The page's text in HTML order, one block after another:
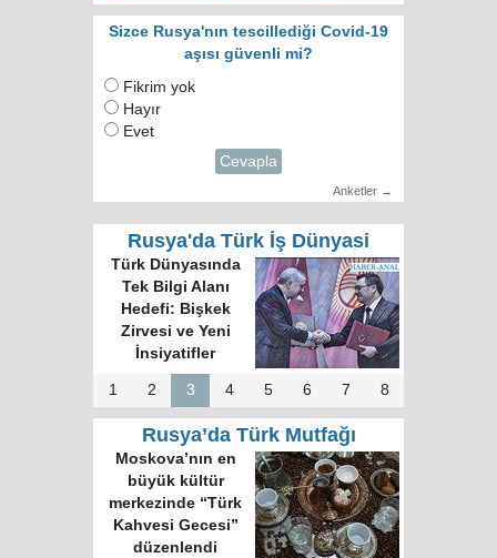
Sizce Rusya'nın tescillediği Covid-19
aşısı güvenli mi?
Fikrim yok
Hayır
Evet
Cevapla
Anketler →
Rusya'da Türk İş Dünyasi
Türk Dünyasında
Tek Bilgi Alanı
Hedefi: Bişkek
Zirvesi ve Yeni
İnsiyatifler
1 2 3 4 5 6 7 8
Rusya’da Türk Mutfağı
Moskova’nın en
büyük kültür
merkezinde “Türk
Kahvesi Gecesi”
düzenlendi